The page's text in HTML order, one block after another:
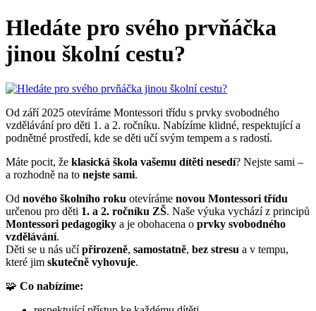
Hledáte pro svého prvňáčka
jinou školní cestu?
Od září 2025 otevíráme Montessori třídu s prvky svobodného
vzdělávání pro děti 1. a 2. ročníku. Nabízíme klidné, respektující a
podnětné prostředí, kde se děti učí svým tempem a s radostí.
Máte pocit, že klasická škola vašemu dítěti nesedí? Nejste sami –
a rozhodně na to nejste sami.
Od nového školního roku otevíráme novou Montessori třídu
určenou pro děti 1. a 2. ročníku ZŠ. Naše výuka vychází z principů
Montessori pedagogiky a je obohacena o prvky svobodného
vzdělávání.
Děti se u nás učípřirozeně, samostatně, bez stresu a v tempu,
které jim skutečně vyhovuje.
🧩 Co nabízíme: